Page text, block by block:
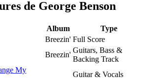
de George Benson
Album
Type
Breezin' Full Score
Breezin'
Guitars, Bass &
Backing Track
My
Guitar & Vocals